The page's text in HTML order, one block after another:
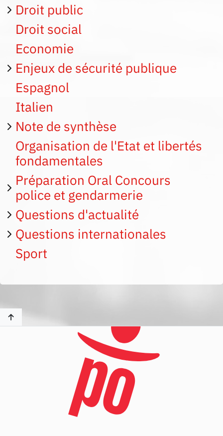
Droit public
Droit social
Economie
Enjeux de sécurité publique
Espagnol
Italien
Note de synthèse
Organisation de l'Etat et libertés
fondamentales
Préparation Oral Concours
police et gendarmerie
Questions d'actualité
Questions internationales
Sport